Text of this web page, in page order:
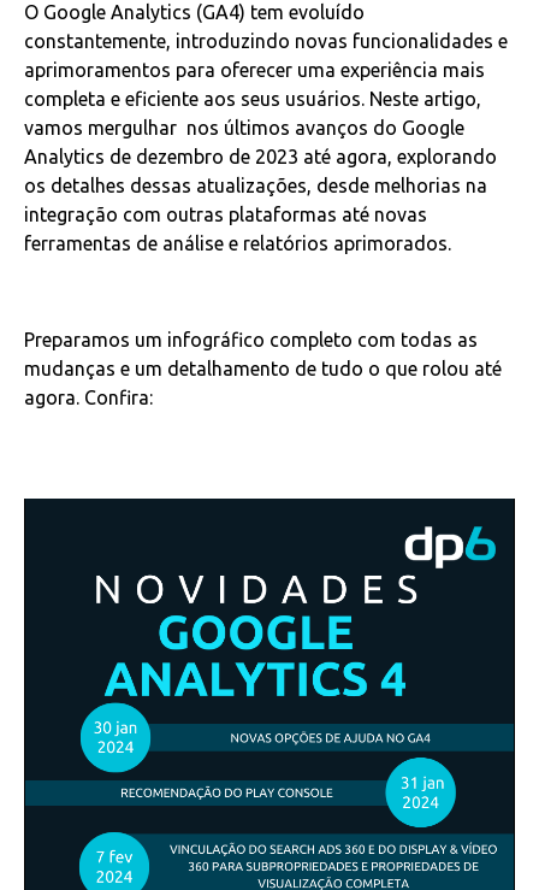
O Google Analytics (GA4) tem evoluído
constantemente, introduzindo novas funcionalidades e
aprimoramentos para oferecer uma experiência mais
completa e eficiente aos seus usuários. Neste artigo,
vamos mergulhar nos últimos avanços do Google
Analytics de dezembro de 2023 até agora, explorando
os detalhes dessas atualizações, desde melhorias na
integração com outras plataformas até novas
ferramentas de análise e relatórios aprimorados.
Preparamos um infográfico completo com todas as
mudanças e um detalhamento de tudo o que rolou até
agora. Confira: